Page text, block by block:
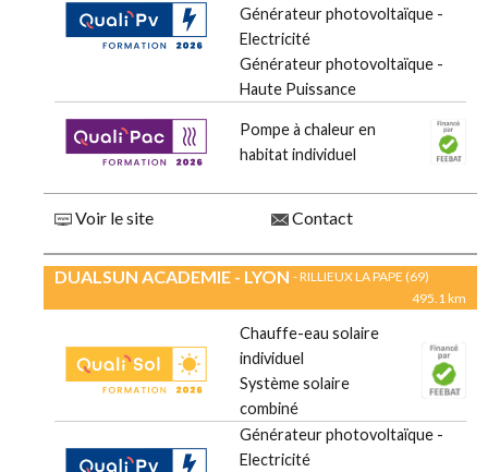
Générateur photovoltaïque -
Electricité
Générateur photovoltaïque -
Haute Puissance
Pompe à chaleur en
habitat individuel
Voir le site Contact
DUALSUN ACADEMIE - LYON - RILLIEUX LA PAPE (69)
495.1 km
Chauffe-eau solaire
individuel
Système solaire
combiné
Générateur photovoltaïque -
Electricité